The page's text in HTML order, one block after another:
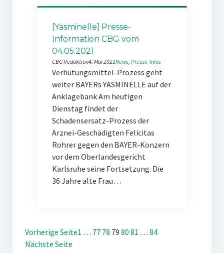
[Yasminelle] Presse-
Information CBG vom
04.05.2021
CBG Redaktion4. Mai 2021News, Presse-Infos
Verhütungsmittel-Prozess geht
weiter BAYERs YASMINELLE auf der
Anklagebank Am heutigen
Dienstag findet der
Schadensersatz-Prozess der
Arznei-Geschädigten Felicitas
Rohrer gegen den BAYER-Konzern
vor dem Oberlandesgericht
Karlsruhe seine Fortsetzung. Die
36 Jahre alte Frau…
Vorherige Seite1 … 77 78 79 80 81 … 84
Nächste Seite